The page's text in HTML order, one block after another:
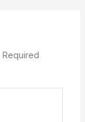
Required